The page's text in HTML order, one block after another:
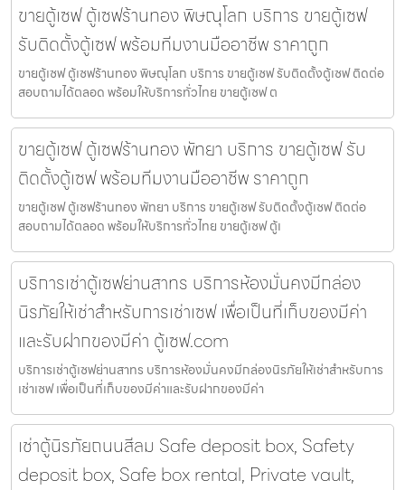
ขายตู้เซฟ ตู้เซฟร้านทอง พิษณุโลก บริการ ขายตู้เซฟ
รับติดตั้งตู้เซฟ พร้อมทีมงานมืออาชีพ ราคาถูก
ขายตู้เซฟ ตู้เซฟร้านทอง พิษณุโลก บริการ ขายตู้เซฟ รับติดตั้งตู้เซฟ ติดต่อ
สอบถามได้ตลอด พร้อมให้บริการทั่วไทย ขายตู้เซฟ ต
ขายตู้เซฟ ตู้เซฟร้านทอง พัทยา บริการ ขายตู้เซฟ รับ
ติดตั้งตู้เซฟ พร้อมทีมงานมืออาชีพ ราคาถูก
ขายตู้เซฟ ตู้เซฟร้านทอง พัทยา บริการ ขายตู้เซฟ รับติดตั้งตู้เซฟ ติดต่อ
สอบถามได้ตลอด พร้อมให้บริการทั่วไทย ขายตู้เซฟ ตู้เ
บริการเช่าตู้เซฟย่านสาทร บริการห้องมั่นคงมีกล่อง
นิรภัยให้เช่าสำหรับการเช่าเซฟ เพื่อเป็นที่เก็บของมีค่า
และรับฝากของมีค่า ตู้เซฟ.com
บริการเช่าตู้เซฟย่านสาทร บริการห้องมั่นคงมีกล่องนิรภัยให้เช่าสำหรับการ
เช่าเซฟ เพื่อเป็นที่เก็บของมีค่าและรับฝากของมีค่า
เช่าตู้นิรภัยถนนสีลม Safe deposit box, Safety
deposit box, Safe box rental, Private vault,